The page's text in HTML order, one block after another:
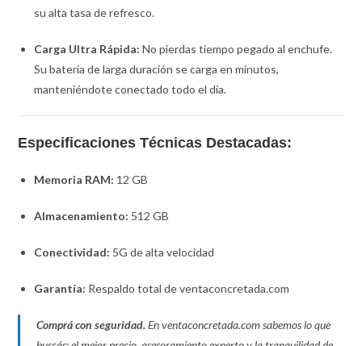
su alta tasa de refresco.
Carga Ultra Rápida: No pierdas tiempo pegado al enchufe.
Su batería de larga duración se carga en minutos,
manteniéndote conectado todo el día.
Especificaciones Técnicas Destacadas:
Memoria RAM: 12 GB
Almacenamiento: 512 GB
Conectividad: 5G de alta velocidad
Garantía: Respaldo total de ventaconcretada.com
Comprá con seguridad.En ventaconcretada.com sabemos lo que